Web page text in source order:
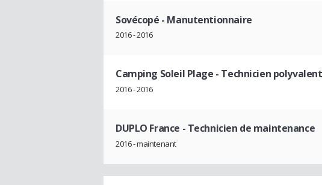
Sovécopé - Manutentionnaire
2016 - 2016
Camping Soleil Plage - Technicien polyvalent
2016 - 2016
DUPLO France - Technicien de maintenance
2016 - maintenant